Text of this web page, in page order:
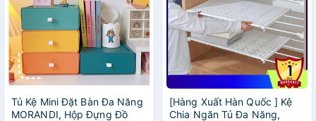
Tủ Kệ Mini Đặt Bàn Đa Năng
MORANDI, Hộp Đựng Đồ
[Hàng Xuất Hàn Quốc ] Kệ
Chia Ngăn Tủ Đa Năng,